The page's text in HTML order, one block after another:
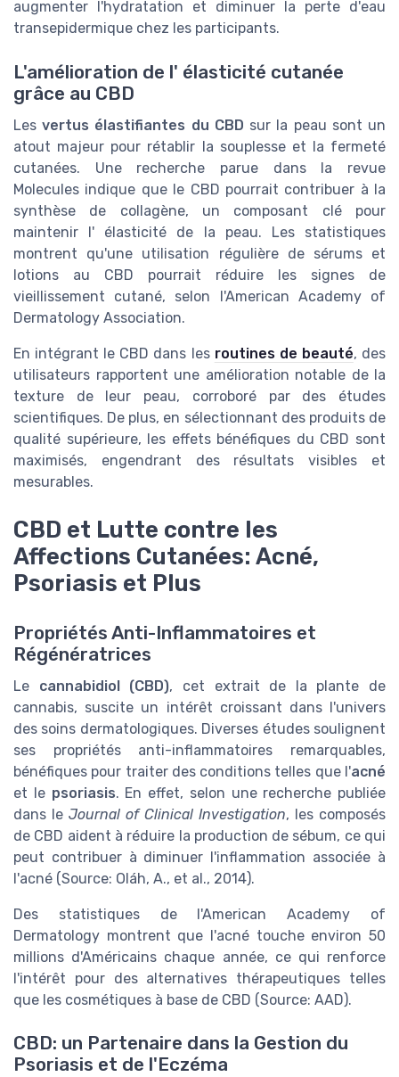
augmenter l'hydratation et diminuer la perte d'eau
transepidermique chez les participants.
L'amélioration de l' élasticité cutanée
grâce au CBD
Lesvertus élastifiantes du CBD sur la peau sont un
atout majeur pour rétablir la souplesse et la fermeté
cutanées. Une recherche parue dans la revue
Molecules indique que le CBD pourrait contribuer à la
synthèse de collagène, un composant clé pour
maintenir l' élasticité de la peau. Les statistiques
montrent qu'une utilisation régulière de sérums et
lotions au CBD pourrait réduire les signes de
vieillissement cutané, selon l'American Academy of
Dermatology Association.
En intégrant le CBD dans les routines de beauté, des
utilisateurs rapportent une amélioration notable de la
texture de leur peau, corroboré par des études
scientifiques. De plus, en sélectionnant des produits de
qualité supérieure, les effets bénéfiques du CBD sont
maximisés, engendrant des résultats visibles et
mesurables.
CBD et Lutte contre les
Affections Cutanées: Acné,
Psoriasis et Plus
Propriétés Anti-Inflammatoires et
Régénératrices
Le cannabidiol (CBD), cet extrait de la plante de
cannabis, suscite un intérêt croissant dans l'univers
des soins dermatologiques. Diverses études soulignent
ses propriétés anti-inflammatoires remarquables,
bénéfiques pour traiter des conditions telles que l'acné
et le psoriasis. En effet, selon une recherche publiée
dans le Journal of Clinical Investigation, les composés
de CBD aident à réduire la production de sébum, ce qui
peut contribuer à diminuer l'inflammation associée à
l'acné (Source: Oláh, A., et al., 2014).
Des statistiques de l'American Academy of
Dermatology montrent que l'acné touche environ 50
millions d'Américains chaque année, ce qui renforce
l'intérêt pour des alternatives thérapeutiques telles
que les cosmétiques à base de CBD (Source: AAD).
CBD: un Partenaire dans la Gestion du
Psoriasis et de l'Eczéma